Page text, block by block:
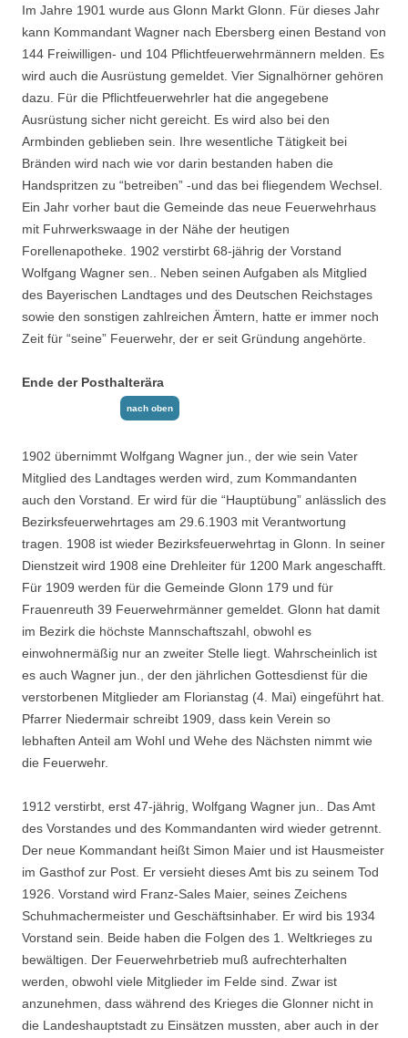
Im Jahre 1901 wurde aus Glonn Markt Glonn. Für dieses Jahr
kann Kommandant Wagner nach Ebersberg einen Bestand von
144 Freiwilligen- und 104 Pflichtfeuerwehrmännern melden. Es
wird auch die Ausrüstung gemeldet. Vier Signalhörner gehören
dazu. Für die Pflichtfeuerwehrler hat die angegebene
Ausrüstung sicher nicht gereicht. Es wird also bei den
Armbinden geblieben sein. Ihre wesentliche Tätigkeit bei
Bränden wird nach wie vor darin bestanden haben die
Handspritzen zu “betreiben” -und das bei fliegendem Wechsel.
Ein Jahr vorher baut die Gemeinde das neue Feuerwehrhaus
mit Fuhrwerkswaage in der Nähe der heutigen
Forellenapotheke. 1902 verstirbt 68-jährig der Vorstand
Wolfgang Wag­ner sen.. Neben seinen Aufgaben als Mitglied
des Bayerischen Landtages und des Deut­schen Reichstages
sowie den sonstigen zahlreichen Ämtern, hatte er immer noch
Zeit für “seine” Feuerwehr, der er seit Gründung angehörte.
Ende der Posthalterära
nach oben
1902 übernimmt Wolfgang Wagner jun., der wie sein Vater
Mitglied des Landtages werden wird, zum Kommandanten
auch den Vorstand. Er wird für die “Hauptübung” anlässlich des
Bezirksfeuerwehrtages am 29.6.1903 mit Verantwortung
tragen. 1908 ist wieder Bezirks­feuerwehrtag in Glonn. In seiner
Dienstzeit wird 1908 eine Drehleiter für 1200 Mark an­geschafft.
Für 1909 werden für die Gemeinde Glonn 179 und für
Frauenreuth 39 Feuer­wehrmänner gemeldet. Glonn hat damit
im Bezirk die höchste Mannschaftszahl, obwohl es
einwohnermäßig nur an zweiter Stelle liegt. Wahrscheinlich ist
es auch Wagner jun., der den jährlichen Gottesdienst für die
verstorbenen Mitglieder am Florianstag (4. Mai) eingeführt hat.
Pfarrer Niedermair schreibt 1909, dass kein Verein so
lebhaften Anteil am Wohl und Wehe des Nächsten nimmt wie
die Feuerwehr.
1912 verstirbt, erst 47-jährig, Wolfgang Wagner jun.. Das Amt
des Vorstandes und des Kommandanten wird wieder getrennt.
Der neue Kommandant heißt Simon Maier und ist Hausmeister
im Gasthof zur Post. Er versieht dieses Amt bis zu seinem Tod
1926. Vor­stand wird Franz-Sales Maier, seines Zeichens
Schuhmachermeister und Geschäftsinhaber. Er wird bis 1934
Vorstand sein. Beide haben die Folgen des 1. Weltkrieges zu
bewältigen. Der Feuerwehrbetrieb muß aufrechterhalten
werden, obwohl viele Mitglieder im Felde sind. Zwar ist
anzunehmen, dass während des Krieges die Glonner nicht in
die Landeshaupt­stadt zu Einsätzen mussten, aber auch in der